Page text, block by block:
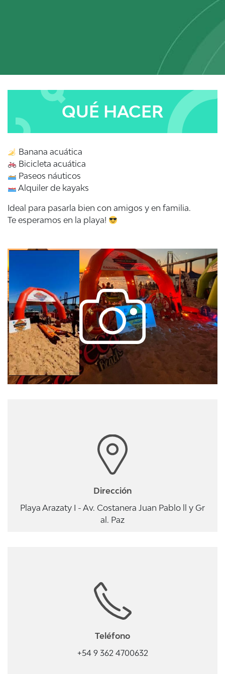
QUÉ HACER
Banana acuática
Bicicleta acuática
Paseos náuticos
Alquiler de kayaks
Ideal para pasarla bien con amigos y en familia.
Te esperamos en la playa!
Dirección
Playa Arazaty I - Av. Costanera Juan Pablo ll y Gr
al. Paz
Teléfono
+54 9 362 4700632